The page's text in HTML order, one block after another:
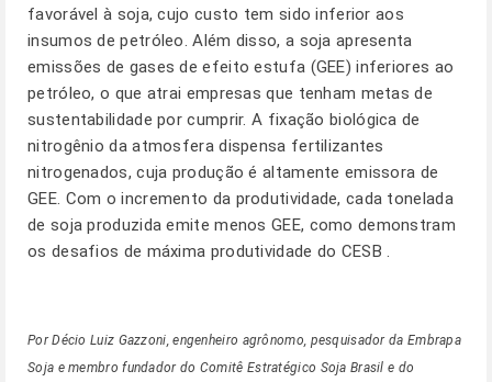
favorável à soja, cujo custo tem sido inferior aos
insumos de petróleo. Além disso, a soja apresenta
emissões de gases de efeito estufa (GEE) inferiores ao
petróleo, o que atrai empresas que tenham metas de
sustentabilidade por cumprir. A fixação biológica de
nitrogênio da atmosfera dispensa fertilizantes
nitrogenados, cuja produção é altamente emissora de
GEE. Com o incremento da produtividade, cada tonelada
de soja produzida emite menos GEE, como demonstram
os desafios de máxima produtividade do CESB.
Por Décio Luiz Gazzoni, engenheiro agrônomo, pesquisador da Embrapa
Soja e membro fundador do Comitê Estratégico Soja Brasil e do